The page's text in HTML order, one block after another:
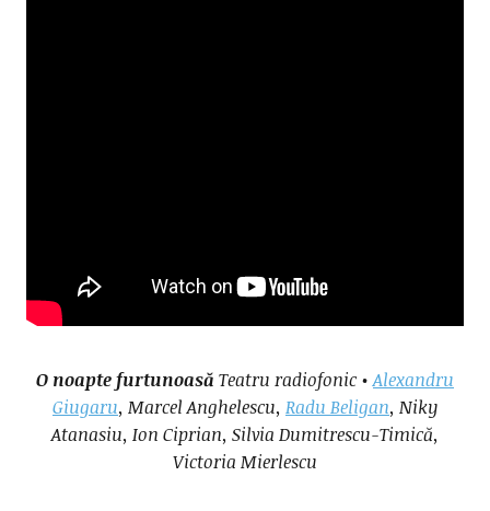
O noapte furtunoasă Teatru radiofonic •Alexandru
Giugaru, Marcel Anghelescu, Radu Beligan, Niky
Atanasiu, Ion Ciprian, Silvia Dumitrescu-Timică,
Victoria Mierlescu